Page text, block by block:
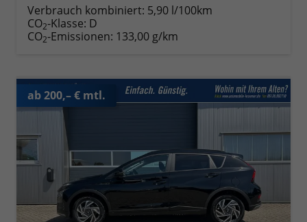
Verbrauch kombiniert: 5,90 l/100km
CO2-Klasse: D
CO2-Emissionen: 133,00 g/km
ab 200,– € mtl.